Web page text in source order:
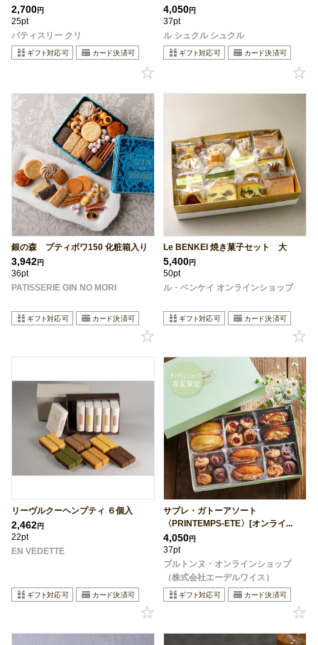
2,700円
25pt
パティスリー クリ
4,050円
37pt
ル シュクル シュクル
銀の森 プティボワ150 化粧箱入り
3,942円
36pt
PATISSERIE GIN NO MORI
Le BENKEI 焼き菓子セット 大
5,400円
50pt
ル・ベンケイ オンラインショップ
リーヴルクーヘンプティ ６個入
2,462円
22pt
EN VEDETTE
サブレ・ガトーアソート
〈PRINTEMPS-ETE〉[オンライ...
4,050円
37pt
ブルトンヌ・オンラインショップ
（株式会社エーデルワイス）